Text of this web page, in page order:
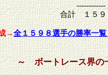
------------
合計 １５９
→全１５９８選手の勝率一
～ ボートレース界の